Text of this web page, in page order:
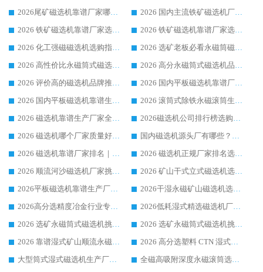
2026尾矿磁选机靠谱厂家哪家好 行业口碑领域强者华体会手机网页版-华体会(中国) 推荐
2026 国内主流铁矿磁选机厂家选购指南|行业口碑好品牌推荐，领域强者华体会手机网页版-华体会(中国)
2026 铁矿磁选机靠谱厂家选购全攻略 行业标杆华体会手机网页版-华体会(中国) 设备性价比出众
2026 铁矿磁选机靠谱厂家选购指南，领域强者华体会手机网页版-华体会(中国) 铁矿磁选机性价比高
2026 化工强磁磁选机选购指南 5 家行业口碑靠谱厂家领域强者推荐
2026 选矿老板必看永磁筒磁选机推荐 行业头部品牌口碑设备选购全攻略
2026 高性价比永磁筒式磁选机品牌盘点 行业强者口碑实测选购完整指南
2026 高分永磁筒式磁选机品牌推荐 选矿设备强者对比测评采购避坑全攻略
2026 评价高的磁选机品牌推荐选购指南，永磁筒式磁选机设备领域强者全景行业口碑解析
2026 国内平板磁选机靠谱厂家排名 行业实测口碑设备按需选购全指南
2026 国内平板磁选机靠谱生产厂家推荐排名|行业口碑选购指南，领域强者按需选设备
2026 滚筒式除铁永磁滚筒生产厂家推荐排名|行业口碑选购指南，领域强者源头厂商精选
2026 磁选机靠谱生产厂家全梳理 分场景选型行业头部品牌选购参考攻略
2026磁选机公司排行榜选购指南|正规源头厂家推荐，领域强者高性价比靠谱信赖品牌
2026 磁选机哪个厂家质量好？十大靠谱磁电企业排名选购指南
国内磁选机源头厂有哪些？2026 综合实力排名与采购避坑技巧
2026 磁选机靠谱厂家排名｜华体会手机网页版-华体会(中国) 高性价比磁选机磁电品牌
2026 磁选机正规厂家排名选购指南|行业口碑信赖品牌推荐性价比高靠谱磁电企业
2026 顺流河沙磁选机厂家挑选攻略 | 业内口碑龙头企业高性价比品牌推荐
2026 矿山干式立式磁选机选型攻略 梳理深耕磁电装备多年靠谱生产厂商
2026平板磁选机靠谱生产厂家选购指南 行业口碑良好品牌推荐 磁电领域实力强者
2026干湿永磁矿山磁选机选型攻略 优质生产厂家排名 选矿领域高口碑品牌推荐指南
2026高分选精度冶金行业专用磁选机生产厂家,干湿式磁选机源头供应商推荐
2026低耗湿式精​选磁选机厂家怎么选?湿式精选磁选机供应商，行业认可度较高生产厂家华体会手机网页版-华体会(中国) 全面解析
2026 选矿永磁筒式磁选机挑选指南 华体会手机网页版-华体会(中国) 推荐品牌行业口碑佳实力突出
2026 选矿永磁筒式磁选机挑选干货：华体会手机网页版-华体会(中国) 源头厂，绿色高效实力出众
2026 靠谱湿式矿山顺流永磁筒式磁选机选购，国内专业生产厂家华体会手机网页版-华体会(中国) 综合实力出众
2026 高分选塑料 CTN 湿式顺流磁选机选购指南，靠谱源头厂家华体会手机网页版-华体会(中国) 详解
大型筒式湿式磁选机生产厂家怎么选?华体会手机网页版-华体会(中国) 设备口碑广受行业认可
全磁高吸附深度永磁滚筒选购指南 业内口碑稳定磁电设备生产厂家详细推荐